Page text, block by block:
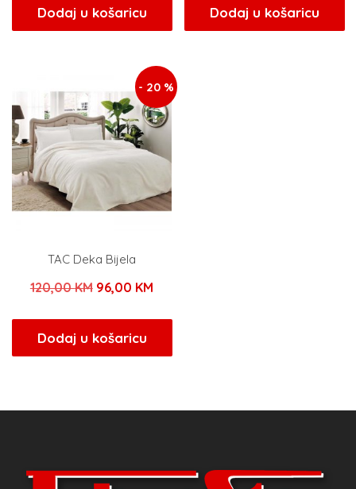
bila
je:
96,00 KM.
Dodaj u košaricu
bila
je:
Dodaj u košaricu
- 20 %
TAC Deka Bijela
120,00KM Izvorna
bila
je:
96,00 KMTrenutna
96,00 KM.
Dodaj u košaricu